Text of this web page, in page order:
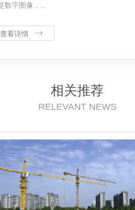
数字图像，...
查看详情
相关推荐
RELEVANT NEWS